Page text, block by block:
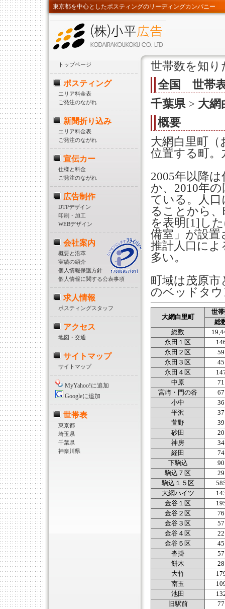
東京都を中心としたポスティングのリーディングカンパニー
トップページ
ポスティング
エリア料金表
ご発注のながれ
新聞折り込み
エリア料金表
ご発注のながれ
宣伝カー
仕様と料金
ご発注のながれ
広告制作
DTPデザイン
印刷・加工
WEBデザイン
会社案内
概要と沿革
実績の紹介
個人情報保護方針
個人情報に関する公表事項
求人情報
ポスティングスタッフ
アクセス
地図・交通
サイトマップ
サイトマップ
MyYahoo!に追加
Googleに追加
世帯表
東京都
埼玉県
千葉県
神奈川県
世帯数を知
全国 世帯
千葉県> 大網
概要
大網白里町
位置する町。
2005年以降
か、2010年
ている。人
ることから
を表明[1]し
備室」が設
推計人口によ
多い。
町域は茂原
のベッドタ
大網白里町
世
総
総数
永田１区
永田２区
59
永田３区
45
永田４区
中原
71
宮崎・門の谷
67
小中
36
平沢
37
萱野
39
砂田
20
神房
34
経田
74
下駒込
90
駒込７区
29
駒込１５区
大網ハイツ
金谷１区
金谷２区
76
金谷３区
57
金谷４区
22
金谷５区
45
沓掛
57
餅木
28
大竹
南玉
池田
旧駅前
77